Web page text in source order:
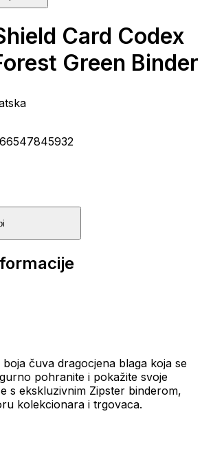
Card Codex
Green Binder
boja čuva dragocjena blaga koja se
pohranite i pokažite svoje
s ekskluzivnim Zipster binderom,
kolekcionara i trgovaca.